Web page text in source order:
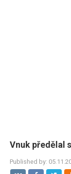
Vnuk předělal
Published by: